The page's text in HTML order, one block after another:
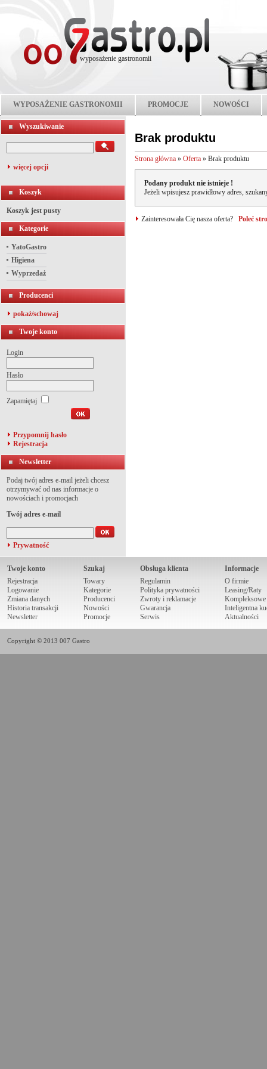
wyposażenie gastronomii
WYPOSAŻENIE GASTRONOMII PROMOCJE NOWOŚCI
Wyszukiwanie
więcej opcji
Koszyk
Koszyk jest pusty
Kategorie
YatoGastro
Higiena
Wyprzedaż
Producenci
pokaż/schowaj
Twoje konto
Login
Hasło
Zapamiętaj
Przypomnij hasło
Rejestracja
Newsletter
Podaj twój adres e-mail jeżeli chcesz
otrzymywać od nas informacje o
nowościach i promocjach
Twój adres e-mail
Prywatność
Brak produktu
Strona główna » Oferta » Brak produktu
Podany produkt nie istnieje !
Jeżeli wpisujesz prawidłowy adres,
Zainteresowała Cię nasza oferta? Poleć
Twoje konto
Rejestracja
Logowanie
Zmiana danych
Historia transakcji
Newsletter
Szukaj
Towary
Kategorie
Producenci
Nowości
Promocje
Obsługa klienta
Regulamin
Polityka prywatności
Zwroty i reklamacje
Gwarancja
Serwis
Informacje
O firmie
Leasing/Raty
Kompleksowe
Inteligentna
Aktualności
Copyright © 2013 007 Gastro